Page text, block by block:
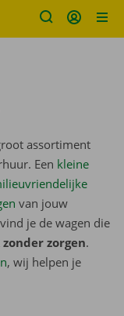
assortiment
Een kleine
van jouw
je de wagen die
zorgen.
, wij helpen je